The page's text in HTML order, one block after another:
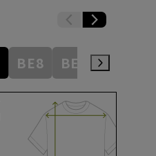
BE8 BE9 BE10